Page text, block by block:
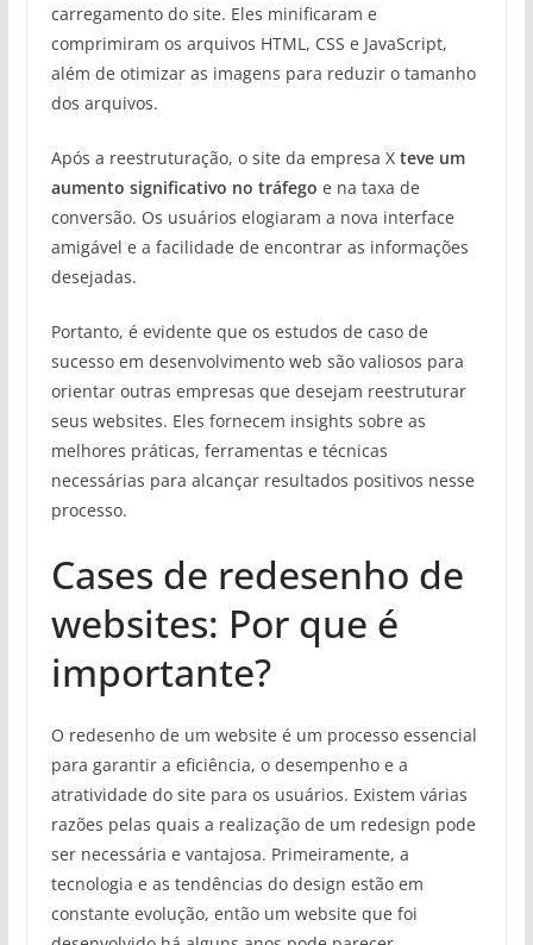
carregamento do site. Eles minificaram e
comprimiram os arquivos HTML, CSS e JavaScript,
além de otimizar as imagens para reduzir o tamanho
dos arquivos.
Após a reestruturação, o site da empresa X teve um
aumento significativo no tráfego e na taxa de
conversão. Os usuários elogiaram a nova interface
amigável e a facilidade de encontrar as informações
desejadas.
Portanto, é evidente que os estudos de caso de
sucesso em desenvolvimento web são valiosos para
orientar outras empresas que desejam reestruturar
seus websites. Eles fornecem insights sobre as
melhores práticas, ferramentas e técnicas
necessárias para alcançar resultados positivos nesse
processo.
Cases de redesenho de
websites: Por que é
importante?
O redesenho de um website é um processo essencial
para garantir a eficiência, o desempenho e a
atratividade do site para os usuários. Existem várias
razões pelas quais a realização de um redesign pode
ser necessária e vantajosa. Primeiramente, a
tecnologia e as tendências do design estão em
constante evolução, então um website que foi